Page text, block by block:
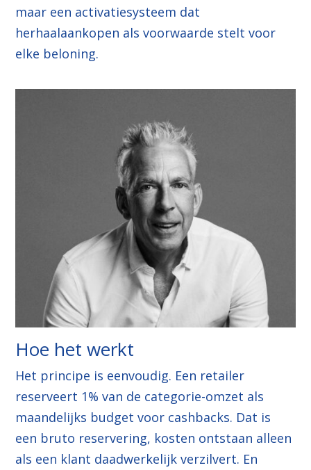
maar een activatiesysteem dat
herhaalaankopen als voorwaarde stelt voor
elke beloning.
Hoe het werkt
Het principe is eenvoudig. Een retailer
reserveert 1% van de categorie-omzet als
maandelijks budget voor cashbacks. Dat is
een bruto reservering, kosten ontstaan alleen
als een klant daadwerkelijk verzilvert. En